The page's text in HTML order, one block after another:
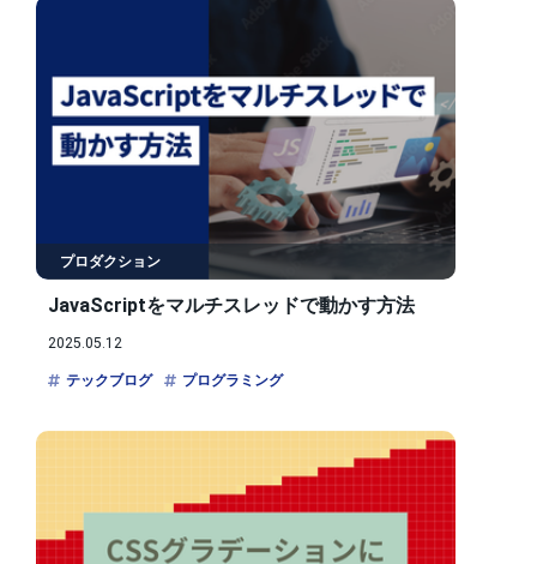
プロダクション
JavaScriptをマルチスレッドで動かす方法
2025.05.12
テックブログ プログラミング